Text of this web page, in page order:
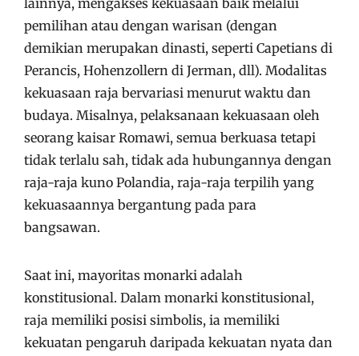
lainnya, mengakses kekuasaan baik melalui
pemilihan atau dengan warisan (dengan
demikian merupakan dinasti, seperti Capetians di
Perancis, Hohenzollern di Jerman, dll). Modalitas
kekuasaan raja bervariasi menurut waktu dan
budaya. Misalnya, pelaksanaan kekuasaan oleh
seorang kaisar Romawi, semua berkuasa tetapi
tidak terlalu sah, tidak ada hubungannya dengan
raja-raja kuno Polandia, raja-raja terpilih yang
kekuasaannya bergantung pada para
bangsawan.
Saat ini, mayoritas monarki adalah
konstitusional. Dalam monarki konstitusional,
raja memiliki posisi simbolis, ia memiliki
kekuatan pengaruh daripada kekuatan nyata dan